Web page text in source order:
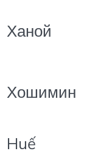
Ханой
Хошимин
Huế